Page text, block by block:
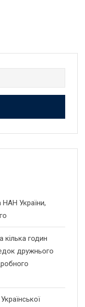
України,
кілька годин
дружнього